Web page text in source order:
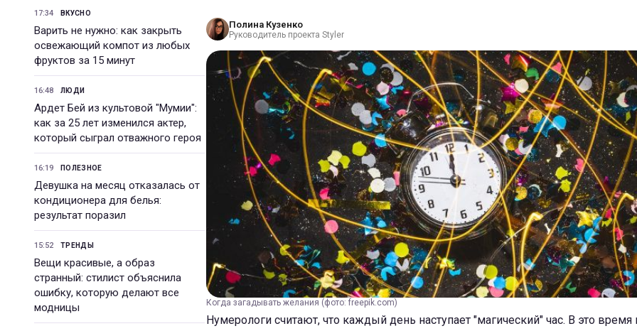
17:34 ВКУСНО
Варить не нужно: как закрыть
освежающий компот из любых
фруктов за 15 минут
16:48 ЛЮДИ
Ардет Бей из культовой "Мумии":
как за 25 лет изменился актер,
который сыграл отважного героя
16:19 ПОЛЕЗНОЕ
Девушка на месяц отказалась от
кондиционера для белья:
результат поразил
15:52 ТРЕНДЫ
Вещи красивые, а образ
странный: стилист объяснила
ошибку, которую делают все
модницы
Полина Кузенко
Руководитель проекта Styler
Когда загадывать желания (фото: freepik.com)
Нумерологи считают, что каждый день наступает "магический" час. В это